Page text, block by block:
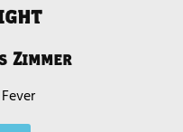
Zimmer
Fever